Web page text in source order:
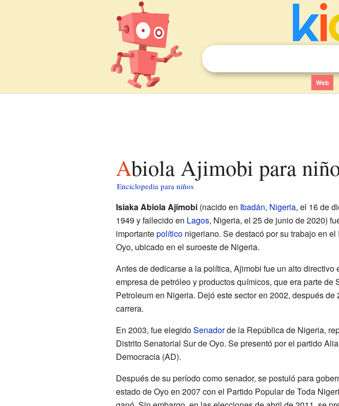
Web
Abiola Ajimobi para
Enciclopedia para niños
Isiaka Abiola Ajimobi(nacido en Ibadán, Nigeria, el 16 de
1949 y fallecido en Lagos, Nigeria, el 25 de junio de 2020)
importantepolíticonigeriano. Se destacó por su trabajo en el
Oyo, ubicado en el suroeste de Nigeria.
Antes de dedicarse a la política, Ajimobi fue un alto directivo
empresa de petróleo y productos químicos, que era parte de
Petroleum en Nigeria. Dejó este sector en 2002, después de
carrera.
En 2003, fue elegidoSenadorde la República de Nigeria,
Distrito Senatorial Sur de Oyo. Se presentó por el partido
Democracia (AD).
Después de su período como senador, se postuló para
estado de Oyo en 2007 con el Partido Popular de Toda